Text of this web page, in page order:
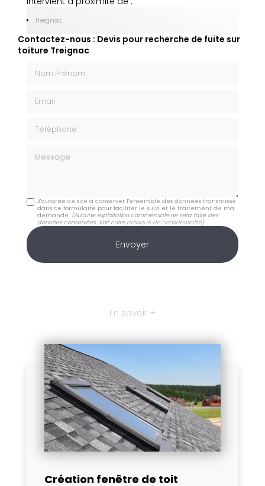
Treignac
Contactez-nous : Devis pour recherche de fuite sur
toiture Treignac
J'autorise ce site à conserver l'ensemble des données transmises
dans ce formulaire pour faciliter le suivi et le traitement de ma
demande. (Aucune exploitation commerciale ne sera faite des
données conservées. Voir notre politique de confidentialité)
En savoir +
Création fenêtre de toit